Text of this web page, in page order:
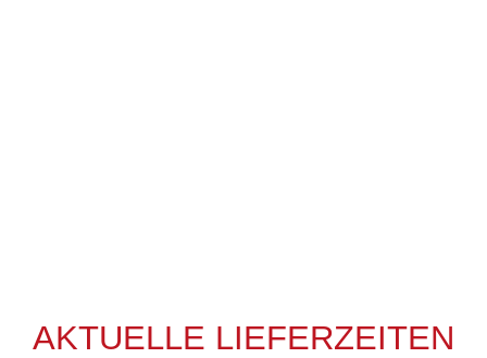
AKTUELLE LIEFERZEITEN